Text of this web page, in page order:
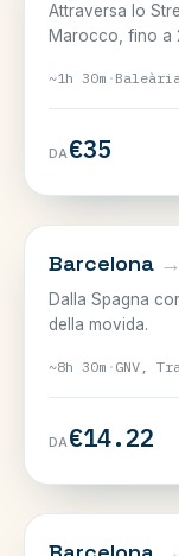
Attraversa lo
Marocco, fino a
~1h 30m ·
DA€35
BALEARI
Barcelona →
Dalla Spagna
della movida.
~8h 30m · GNV,
DA€14.22
BALEARI